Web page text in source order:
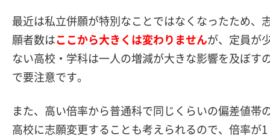
最近は私立併願が特別なことではなくなったため、
願者数はここから大きくは変わりませんが、定員が
ない高校・学科は一人の増減が大きな影響を及ぼす
で要注意です。
また、高い倍率から普通科で同じくらいの偏差値帯
高校に志願変更することも考えられるので、倍率が1